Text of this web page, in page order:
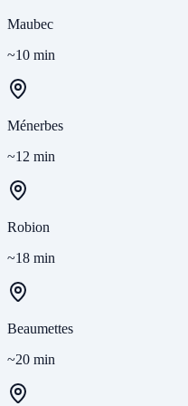
Maubec
~10 min
Ménerbes
~12 min
Robion
~18 min
Beaumettes
~20 min